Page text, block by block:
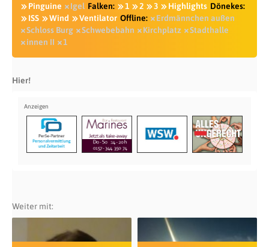
Pinguine
Igel Falken: 1 2 3 Highlights Dönekes:
ISS
Wind Ventilator Offline:
Erdmännchen außen
Schloss Burg
Schwebebahn Kirchplatz
Stadthalle
innen II
1
Hier!
Weiter mit: